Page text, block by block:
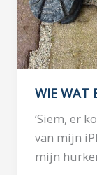
WIE WAT
‘Siem, er
van mijn
mijn